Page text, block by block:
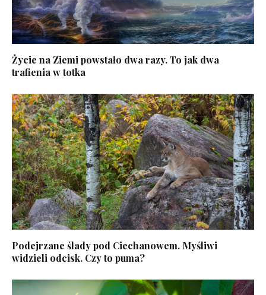
Życie na Ziemi powstało dwa razy. To jak dwa
trafienia w totka
Podejrzane ślady pod Ciechanowem. Myśliwi
widzieli odcisk. Czy to puma?